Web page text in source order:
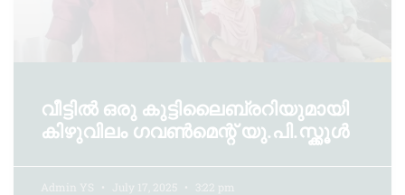
വീട്ടിൽ ഒരു കുട്ടിലൈബ്രറിയുമായി
കിഴുവിലം ഗവൺമെന്റ് യു.പി.സ്ക്കൂൾ
Admin YS July 17, 2025 3:22 pm